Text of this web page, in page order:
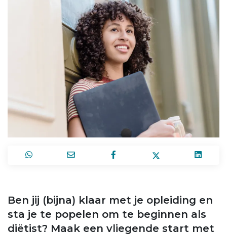
Ben jij (bijna) klaar met je opleiding en
sta je te popelen om te beginnen als
diëtist? Maak een vliegende start met